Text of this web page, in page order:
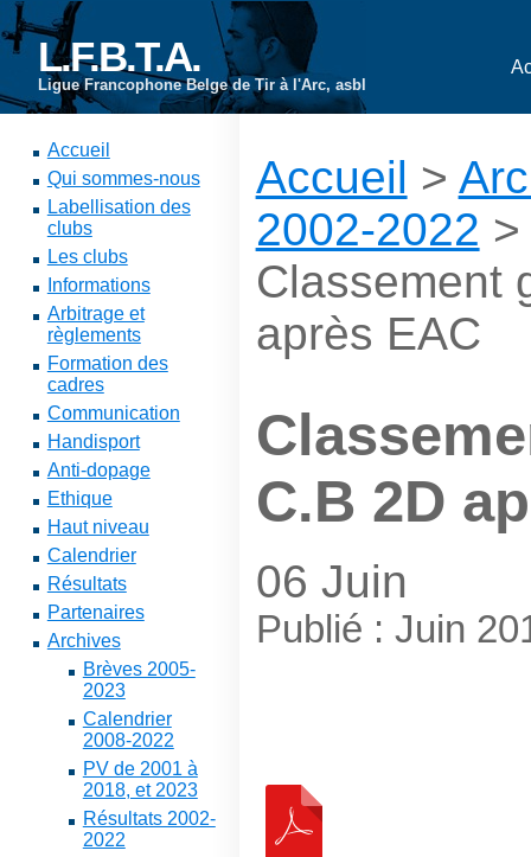
L.F.B.T.A.
Ligue Francophone Belge de Tir à l'Arc, asbl
Accueil
Qui sommes-nous
Labellisation des
clubs
Les clubs
Informations
Arbitrage et
règlements
Formation des
cadres
Communication
Handisport
Anti-dopage
Ethique
Haut niveau
Calendrier
Résultats
Partenaires
Archives
Brèves 2005-
2023
Calendrier
2008-2022
PV de 2001 à
2018, et 2023
Résultats 2002-
2022
Accueil >
2002-2022
Classement
après EAC
C.B 2D
06 Juin
Publié : Juin